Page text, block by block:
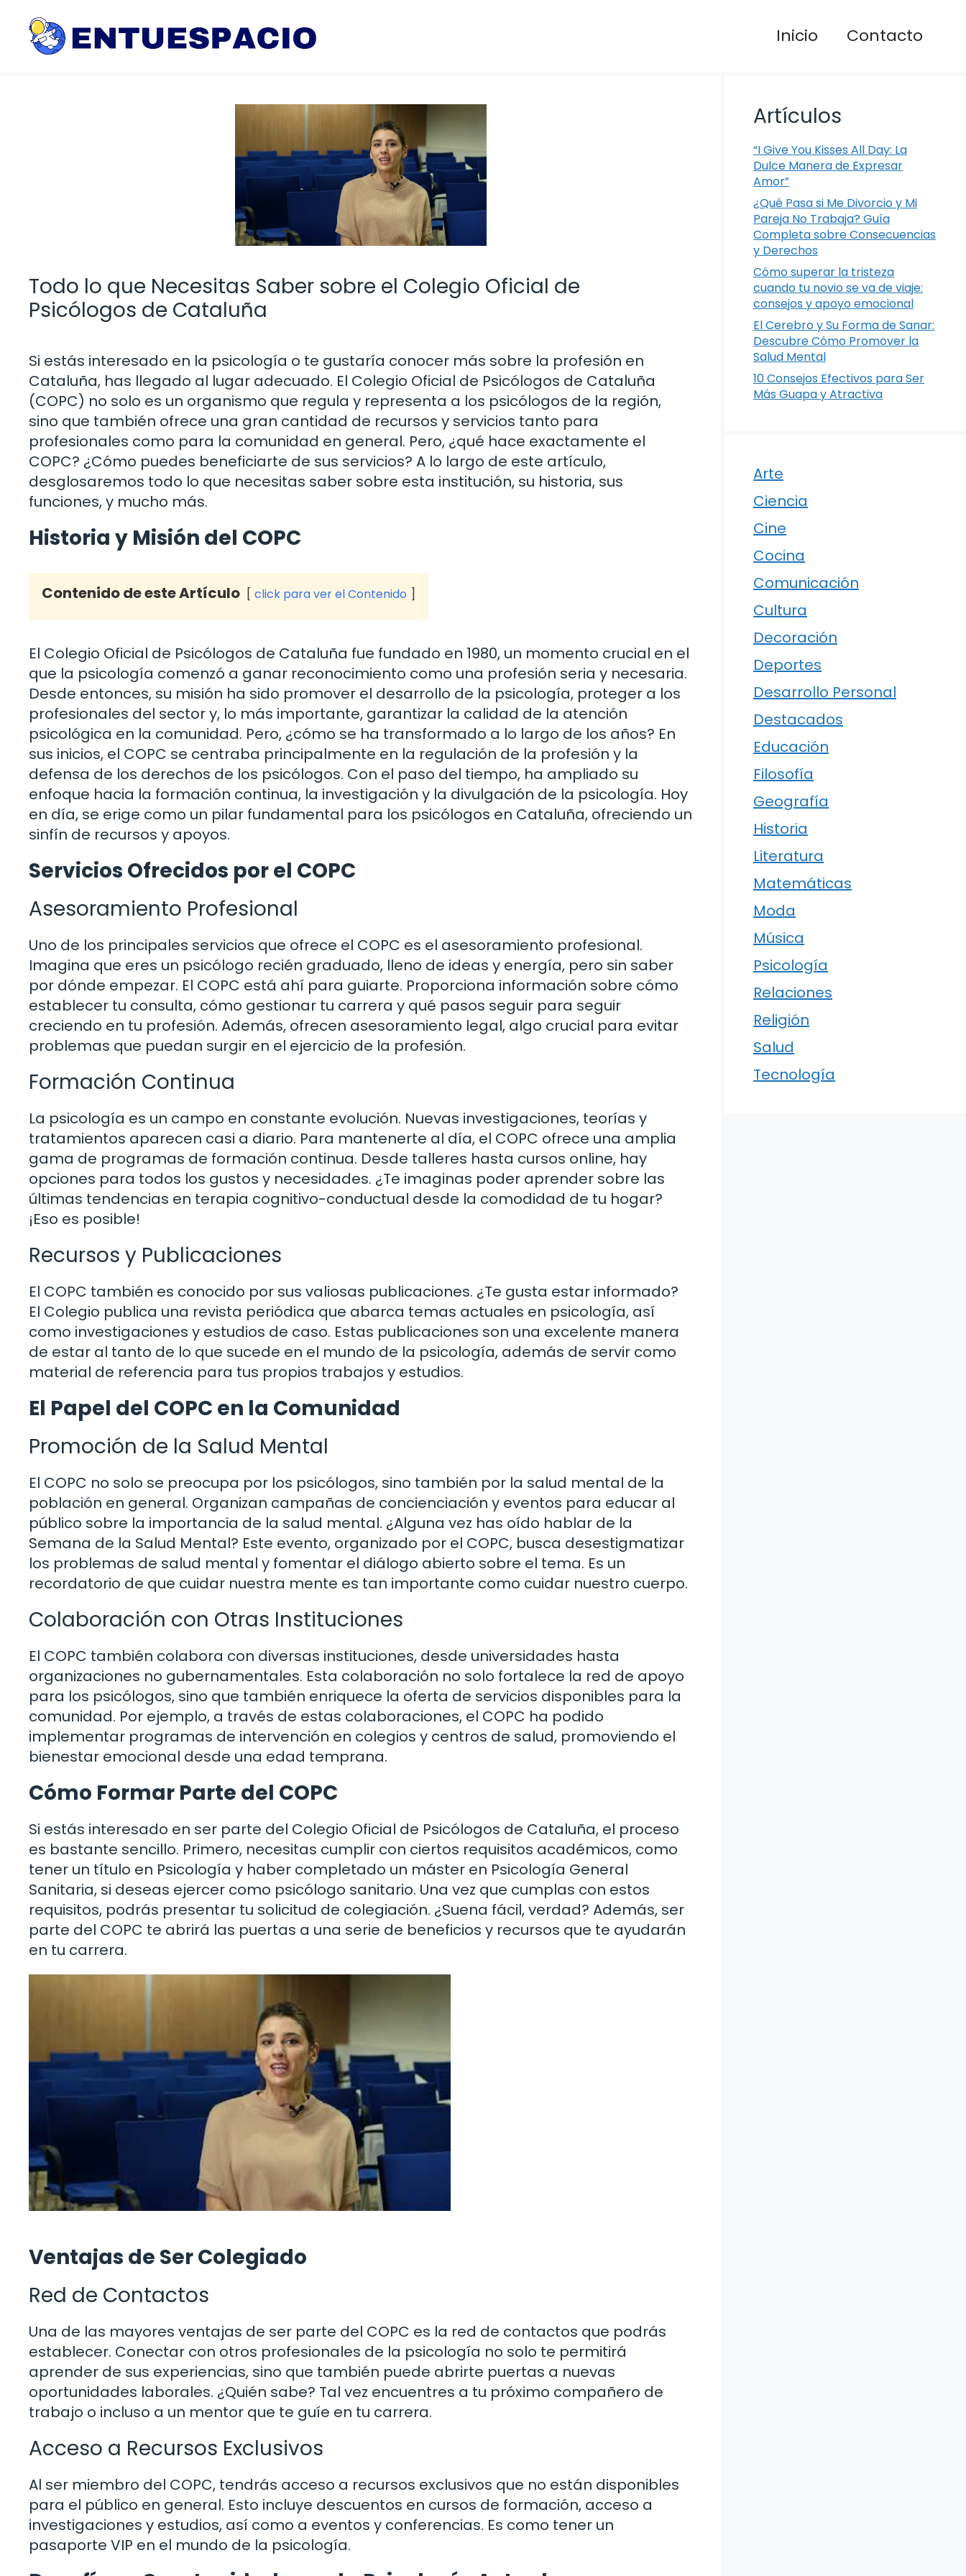
contenido
Inicio Contacto
Todo lo que Necesitas Saber sobre el Colegio Oficial de
Psicólogos de Cataluña
Si estás interesado en la psicología o te gustaría conocer más sobre la profesión en
Cataluña, has llegado al lugar adecuado. El Colegio Oficial de Psicólogos de Cataluña
(COPC) no solo es un organismo que regula y representa a los psicólogos de la región,
sino que también ofrece una gran cantidad de recursos y servicios tanto para
profesionales como para la comunidad en general. Pero, ¿qué hace exactamente el
COPC? ¿Cómo puedes beneficiarte de sus servicios? A lo largo de este artículo,
desglosaremos todo lo que necesitas saber sobre esta institución, su historia, sus
funciones, y mucho más.
Historia y Misión del COPC
Contenido de este Artículo click para ver el Contenido
El Colegio Oficial de Psicólogos de Cataluña fue fundado en 1980, un momento crucial en el
que la psicología comenzó a ganar reconocimiento como una profesión seria y necesaria.
Desde entonces, su misión ha sido promover el desarrollo de la psicología, proteger a los
profesionales del sector y, lo más importante, garantizar la calidad de la atención
psicológica en la comunidad. Pero, ¿cómo se ha transformado a lo largo de los años? En
sus inicios, el COPC se centraba principalmente en la regulación de la profesión y la
defensa de los derechos de los psicólogos. Con el paso del tiempo, ha ampliado su
enfoque hacia la formación continua, la investigación y la divulgación de la psicología. Hoy
en día, se erige como un pilar fundamental para los psicólogos en Cataluña, ofreciendo un
sinfín de recursos y apoyos.
Servicios Ofrecidos por el COPC
Asesoramiento Profesional
Uno de los principales servicios que ofrece el COPC es el asesoramiento profesional.
Imagina que eres un psicólogo recién graduado, lleno de ideas y energía, pero sin saber
por dónde empezar. El COPC está ahí para guiarte. Proporciona información sobre cómo
establecer tu consulta, cómo gestionar tu carrera y qué pasos seguir para seguir
creciendo en tu profesión. Además, ofrecen asesoramiento legal, algo crucial para evitar
problemas que puedan surgir en el ejercicio de la profesión.
Formación Continua
La psicología es un campo en constante evolución. Nuevas investigaciones, teorías y
tratamientos aparecen casi a diario. Para mantenerte al día, el COPC ofrece una amplia
gama de programas de formación continua. Desde talleres hasta cursos online, hay
opciones para todos los gustos y necesidades. ¿Te imaginas poder aprender sobre las
últimas tendencias en terapia cognitivo-conductual desde la comodidad de tu hogar?
¡Eso es posible!
Recursos y Publicaciones
El COPC también es conocido por sus valiosas publicaciones. ¿Te gusta estar informado?
El Colegio publica una revista periódica que abarca temas actuales en psicología, así
como investigaciones y estudios de caso. Estas publicaciones son una excelente manera
de estar al tanto de lo que sucede en el mundo de la psicología, además de servir como
material de referencia para tus propios trabajos y estudios.
El Papel del COPC en la Comunidad
Promoción de la Salud Mental
El COPC no solo se preocupa por los psicólogos, sino también por la salud mental de la
población en general. Organizan campañas de concienciación y eventos para educar al
público sobre la importancia de la salud mental. ¿Alguna vez has oído hablar de la
Semana de la Salud Mental? Este evento, organizado por el COPC, busca desestigmatizar
los problemas de salud mental y fomentar el diálogo abierto sobre el tema. Es un
recordatorio de que cuidar nuestra mente es tan importante como cuidar nuestro cuerpo.
Colaboración con Otras Instituciones
El COPC también colabora con diversas instituciones, desde universidades hasta
organizaciones no gubernamentales. Esta colaboración no solo fortalece la red de apoyo
para los psicólogos, sino que también enriquece la oferta de servicios disponibles para la
comunidad. Por ejemplo, a través de estas colaboraciones, el COPC ha podido
implementar programas de intervención en colegios y centros de salud, promoviendo el
bienestar emocional desde una edad temprana.
Cómo Formar Parte del COPC
Si estás interesado en ser parte del Colegio Oficial de Psicólogos de Cataluña, el proceso
es bastante sencillo. Primero, necesitas cumplir con ciertos requisitos académicos, como
tener un título en Psicología y haber completado un máster en Psicología General
Sanitaria, si deseas ejercer como psicólogo sanitario. Una vez que cumplas con estos
requisitos, podrás presentar tu solicitud de colegiación. ¿Suena fácil, verdad? Además, ser
parte del COPC te abrirá las puertas a una serie de beneficios y recursos que te ayudarán
en tu carrera.
Ventajas de Ser Colegiado
Red de Contactos
Una de las mayores ventajas de ser parte del COPC es la red de contactos que podrás
establecer. Conectar con otros profesionales de la psicología no solo te permitirá
aprender de sus experiencias, sino que también puede abrirte puertas a nuevas
oportunidades laborales. ¿Quién sabe? Tal vez encuentres a tu próximo compañero de
trabajo o incluso a un mentor que te guíe en tu carrera.
Acceso a Recursos Exclusivos
Al ser miembro del COPC, tendrás acceso a recursos exclusivos que no están disponibles
para el público en general. Esto incluye descuentos en cursos de formación, acceso a
investigaciones y estudios, así como a eventos y conferencias. Es como tener un
pasaporte VIP en el mundo de la psicología.
Artículos
“I Give You Kisses All Day: La
Dulce Manera de Expresar
Amor”
¿Qué Pasa si Me Divorcio y Mi
Pareja No Trabaja? Guía
Completa sobre Consecuencias
y Derechos
Cómo superar la tristeza
cuando tu novio se va de viaje:
consejos y apoyo emocional
El Cerebro y Su Forma de Sanar:
Descubre Cómo Promover la
Salud Mental
10 Consejos Efectivos para Ser
Más Guapa y Atractiva
Arte
Ciencia
Cine
Cocina
Comunicación
Cultura
Decoración
Deportes
Desarrollo Personal
Destacados
Educación
Filosofía
Geografía
Historia
Literatura
Matemáticas
Moda
Música
Psicología
Relaciones
Religión
Salud
Tecnología